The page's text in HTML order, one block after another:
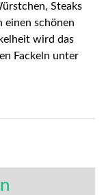
Steaks
einen schönen
wird das
Fackeln unter